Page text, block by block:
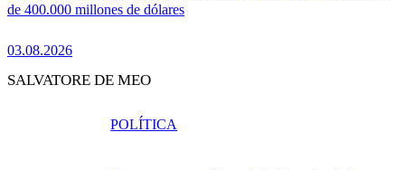
de 400.000 millones de dólares
03.08.2026
SALVATORE DE MEO
POLÍTICA